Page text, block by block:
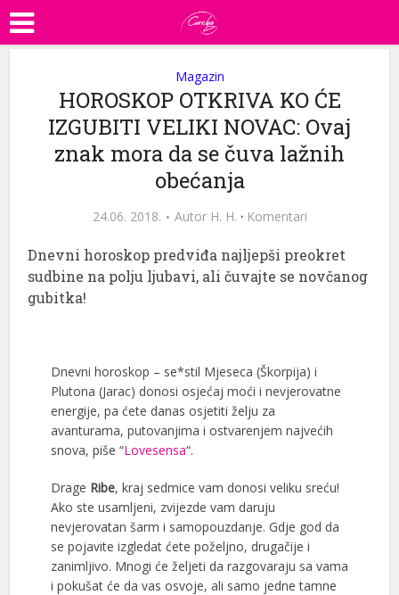
Magazin
HOROSKOP OTKRIVA KO ĆE
IZGUBITI VELIKI NOVAC: Ovaj
znak mora da se čuva lažnih
obećanja
24.06. 2018. Autor H. H. · Komentari
Dnevni horoskop predviđa najljepši preokret
sudbine na polju ljubavi, ali čuvajte se novčanog
gubitka!
Dnevni horoskop – se*stil Mjeseca (Škorpija) i
Plutona (Jarac) donosi osjećaj moći i nevjerovatne
energije, pa ćete danas osjetiti želju za
avanturama, putovanjima i ostvarenjem najvećih
snova, piše “Lovesensa“.
Drage Ribe, kraj sedmice vam donosi veliku sreću!
Ako ste usamljeni, zvijezde vam daruju
nevjerovatan šarm i samopouzdanje. Gdje god da
se pojavite izgledat ćete poželjno, drugačije i
zanimljivo. Mnogi će željeti da razgovaraju sa vama
i pokušat će da vas osvoje, ali samo jedne tamne